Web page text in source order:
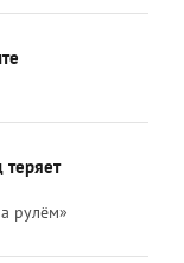
теряет
рулём»